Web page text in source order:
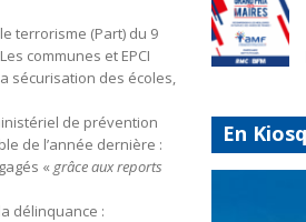
terrorisme (Part) du 9
communes et EPCI
sécurisation des écoles,
de prévention
de l’année dernière :
« grâce aux reports
délinquance :
En